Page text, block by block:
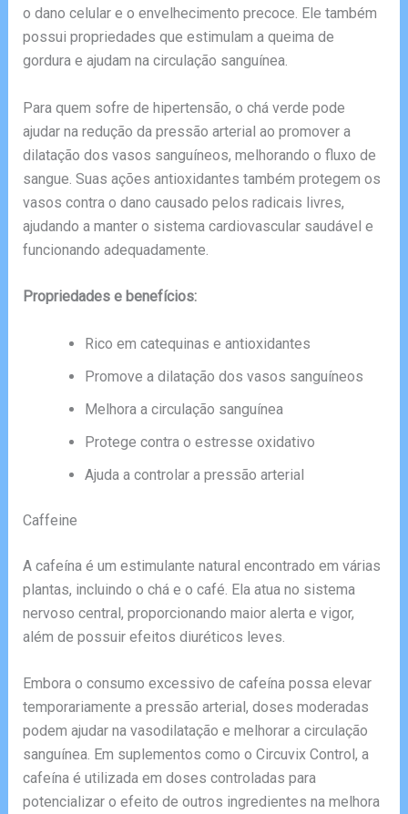
o dano celular e o envelhecimento precoce. Ele também
possui propriedades que estimulam a queima de
gordura e ajudam na circulação sanguínea.
Para quem sofre de hipertensão, o chá verde pode
ajudar na redução da pressão arterial ao promover a
dilatação dos vasos sanguíneos, melhorando o fluxo de
sangue. Suas ações antioxidantes também protegem os
vasos contra o dano causado pelos radicais livres,
ajudando a manter o sistema cardiovascular saudável e
funcionando adequadamente.
Propriedades e benefícios:
Rico em catequinas e antioxidantes
Promove a dilatação dos vasos sanguíneos
Melhora a circulação sanguínea
Protege contra o estresse oxidativo
Ajuda a controlar a pressão arterial
Caffeine
A cafeína é um estimulante natural encontrado em várias
plantas, incluindo o chá e o café. Ela atua no sistema
nervoso central, proporcionando maior alerta e vigor,
além de possuir efeitos diuréticos leves.
Embora o consumo excessivo de cafeína possa elevar
temporariamente a pressão arterial, doses moderadas
podem ajudar na vasodilatação e melhorar a circulação
sanguínea. Em suplementos como o Circuvix Control, a
cafeína é utilizada em doses controladas para
potencializar o efeito de outros ingredientes na melhora